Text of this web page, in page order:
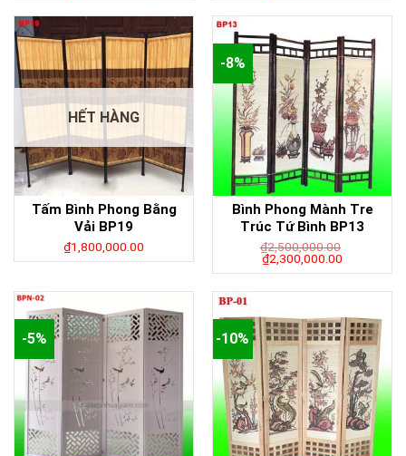
HẾT HÀNG
Tấm Bình Phong Bằng
Vải BP19
₫1,800,000.00
-8%
Bình Phong Mành Tre
Trúc Tứ Bình BP13
₫2,500,000.00
₫2,300,000.00
-5% -10%